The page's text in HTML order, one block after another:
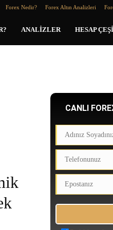
Forex Nedir? Forex Altın Analizleri
ANALIZLER HESAP
CANLI